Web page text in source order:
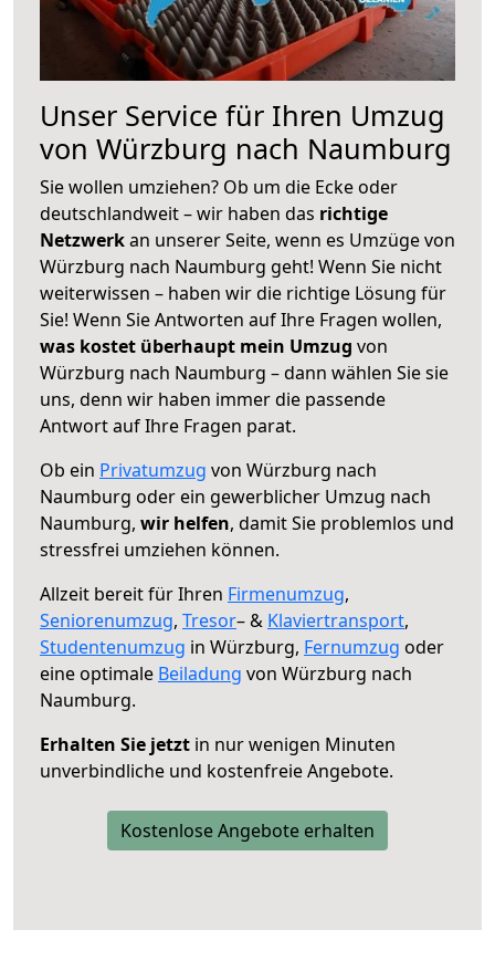
Unser Service für Ihren Umzug
von Würzburg nach Naumburg
Sie wollen umziehen? Ob um die Ecke oder
deutschlandweit – wir haben das richtige
Netzwerkan unserer Seite, wenn es Umzüge von
Würzburg nach Naumburg geht! Wenn Sie nicht
weiterwissen – haben wir die richtige Lösung für
Sie! Wenn Sie Antworten auf Ihre Fragen wollen,
was kostet überhaupt mein Umzug von
Würzburg nach Naumburg – dann wählen Sie sie
uns, denn wir haben immer die passende
Antwort auf Ihre Fragen parat.
Ob ein Privatumzug von Würzburg nach
Naumburg oder ein gewerblicher Umzug nach
Naumburg, wir helfen, damit Sie problemlos und
stressfrei umziehen können.
Allzeit bereit für Ihren Firmenumzug,
Seniorenumzug, Tresor– & Klaviertransport,
Studentenumzug in Würzburg, Fernumzug oder
eine optimale Beiladung von Würzburg nach
Naumburg.
Erhalten Sie jetzt in nur wenigen Minuten
unverbindliche und kostenfreie Angebote.
Kostenlose Angebote erhalten